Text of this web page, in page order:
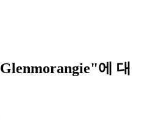
Glenmorangie"에 대